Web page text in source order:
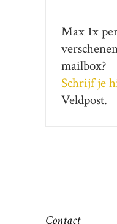
Max 1x
mailbox?
Schrijf je
Veldpost.
Contact